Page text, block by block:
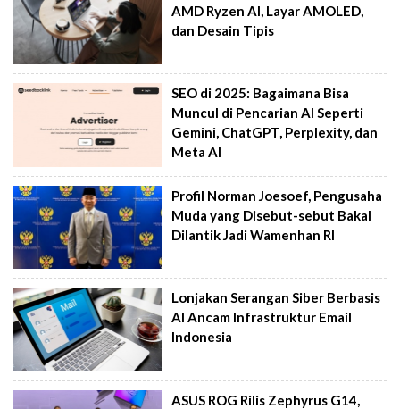
AMD Ryzen AI, Layar AMOLED,
dan Desain Tipis
SEO di 2025: Bagaimana Bisa
Muncul di Pencarian AI Seperti
Gemini, ChatGPT, Perplexity, dan
Meta AI
Profil Norman Joesoef, Pengusaha
Muda yang Disebut-sebut Bakal
Dilantik Jadi Wamenhan RI
Lonjakan Serangan Siber Berbasis
AI Ancam Infrastruktur Email
Indonesia
ASUS ROG Rilis Zephyrus G14,